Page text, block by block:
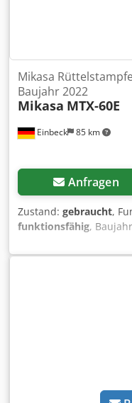
Einbeck 85 km
Mikasa
Baujahr 2022
Mikasa MTX-60E
Anfragen
Zustand: gebraucht,
funktionsfähig,
MTX-60E — Baujahr
professionellen
GmbH, Einbeck.
gerne für aktuelle
nach Vereinbarung
EXW Einbeck |